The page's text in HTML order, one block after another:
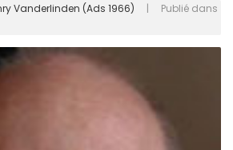
Vanderlinden (Ads 1966) | Publié dans